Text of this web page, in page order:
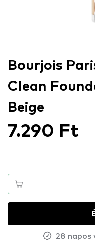
Bourjois
Clean
Beige
7.290 Ft
28 napos